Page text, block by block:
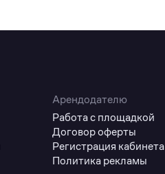
Арендодателю
Работа с площадкой
Договор оферты
Регистрация кабинета
Политика рекламы